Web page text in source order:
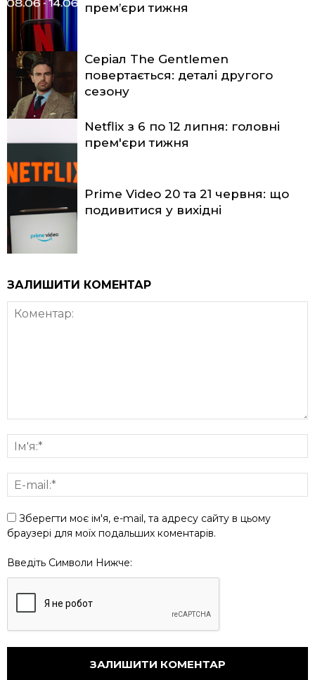
прем’єри тижня
Серіал The Gentlemen
повертається: деталі другого
сезону
Netflix з 6 по 12 липня: головні
прем'єри тижня
Prime Video 20 та 21 червня: що
подивитися у вихідні
ЗАЛИШИТИ КОМЕНТАР
Зберегти моє ім'я, e-mail, та адресу сайту в цьому
браузері для моїх подальших коментарів.
Введіть Символи Нижче: